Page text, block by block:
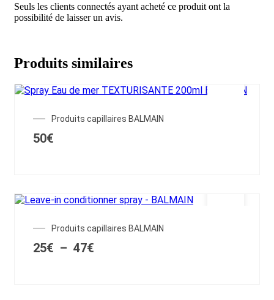
Seuls les clients connectés ayant acheté ce produit ont la
possibilité de laisser un avis.
Produits similaires
Produits capillaires BALMAIN
50€
Produits capillaires BALMAIN
25€ – 47€